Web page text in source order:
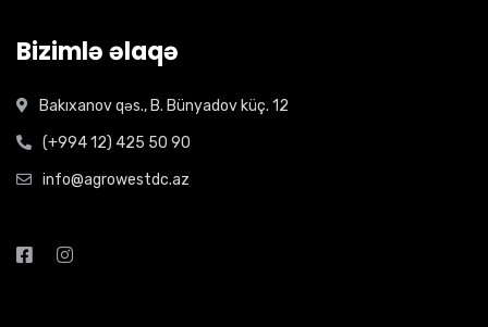
Bizimlə əlaqə
Bakıxanov qəs., B. Bünyadov küç. 12
(+994 12) 425 50 90
info@agrowestdc.az